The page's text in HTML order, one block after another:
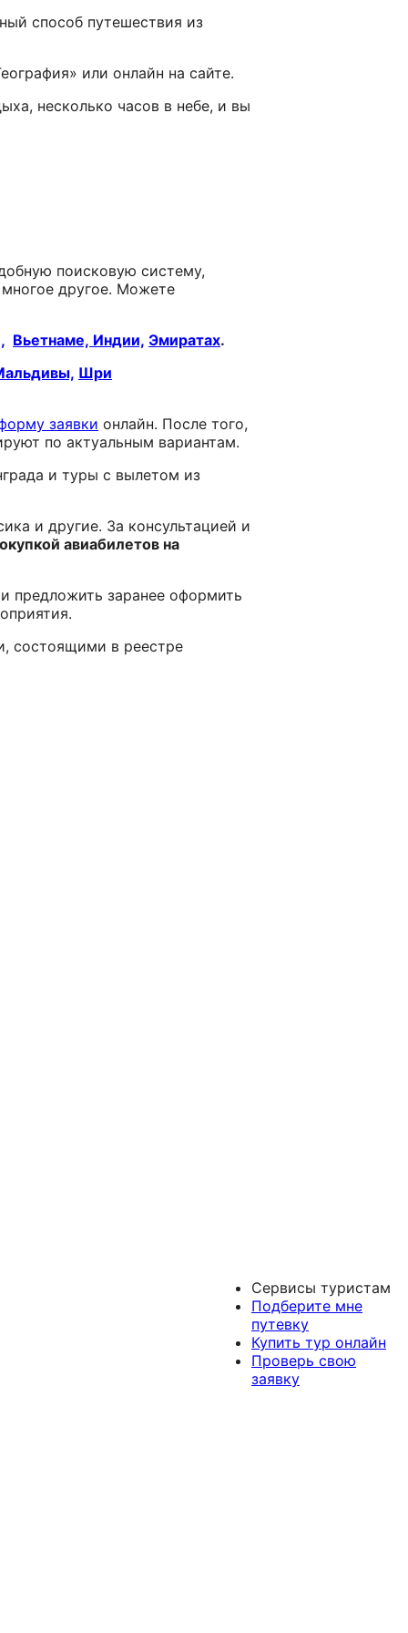
способ путешествия из
или онлайн на сайте.
несколько часов в небе, и вы
поисковую систему,
другое. Можете
Вьетнаме, Индии, Эмиратах.
Шри
заявки онлайн. После того,
по актуальным вариантам.
и туры с вылетом из
и другие. За консультацией и
авиабилетов на
предложить заранее оформить
состоящими в реестре
Сервисы туристам
Подберите мне
путевку
Купить тур онлайн
Проверь свою
заявку